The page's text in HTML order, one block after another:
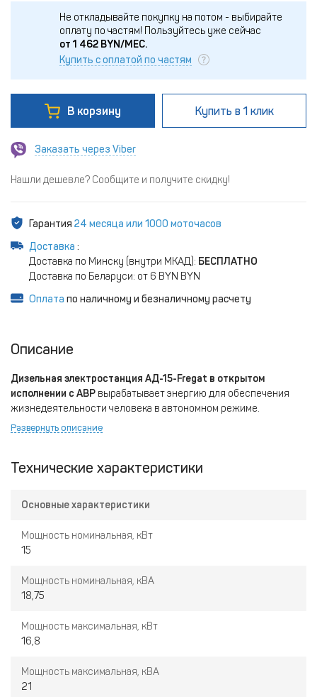
Не откладывайте покупку на потом - выбирайте
оплату по частям! Пользуйтесь уже сейчас
от 1 462 BYN/МЕС.
Купить с оплатой по частям
В корзину Купить в 1 клик
Заказать через Viber
Нашли дешевле? Сообщите и получите скидку!
Гарантия 24 месяца или 1000 моточасов
Доставка :
Доставка по Минску (внутри МКАД): БЕСПЛАТНО
Доставка по Беларуси: от 6 BYN BYN
Оплата по наличному и безналичному расчету
Описание
Дизельная электростанция АД-15-Fregat в открытом
исполнении с АВР вырабатывает энергию для обеспечения
жизнедеятельности человека в автономном режиме.
Генератор такого типа мощности эффективен, экономичен и
деятельности.
простота монтажа
напряжение на нагрузку передается напрямую без
доп.устройств
человека: складских помещениях, железнодорожной сфере,
строительных и промышленных сооружениях. ДГУ 15 кВт
предприятий, связанных с медицинской деятельностью.
Способен работать беспрерывно и бесперебойно
Развернуть описание
Технические характеристики
Основные характеристики
Мощность номинальная, кВт
15
Мощность номинальная, кВА
18,75
Мощность максимальная, кВт
16,8
Мощность максимальная, кВА
21